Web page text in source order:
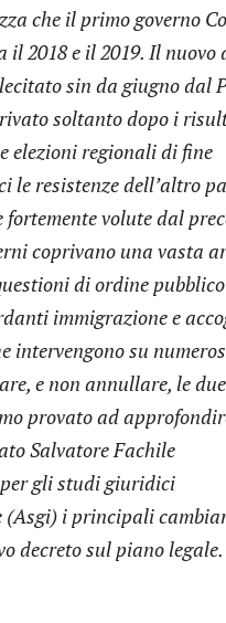
che il primo governo
il 2018 e il 2019. Il nuovo
sin da giugno dal
soltanto dopo i
elezioni regionali di fine
le resistenze dell’altro
fortemente volute dal
coprivano una vasta
di ordine
immigrazione e
intervengono su
e non annullare, le
provato ad
Salvatore Fachile
per gli studi giuridici
(Asgi) i principali
decreto sul piano legale.